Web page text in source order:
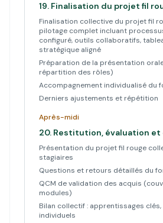
19. Finalisation du projet fil
Finalisation collective du projet fil
pilotage complet incluant
configuré, outils collaboratifs,
stratégique aligné
Préparation de la présentation
répartition des rôles)
Accompagnement individualisé du
Derniers ajustements et répétition
Après-midi
20. Restitution, évaluation
Présentation du projet fil rouge
stagiaires
Questions et retours détaillés du
QCM de validation des acquis
modules)
Bilan collectif : apprentissages
individuels